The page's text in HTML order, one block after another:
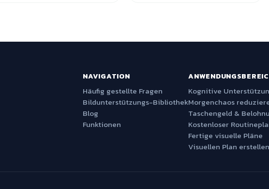
NAVIGATION
Häufig gestellte Fragen
Bildunterstützungs-Bibliothek
Blog
Funktionen
Kognitive
Morgenchaos
Taschengeld &
Kostenloser
Fertige visuelle Pläne
Visuellen Plan erstellen